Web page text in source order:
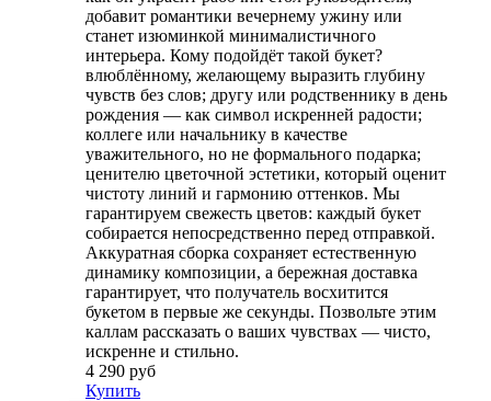
добавит романтики вечернему ужину или
станет изюминкой минималистичного
интерьера. Кому подойдёт такой букет?
влюблённому, желающему выразить глубину
чувств без слов; другу или родственнику в день
рождения — как символ искренней радости;
коллеге или начальнику в качестве
уважительного, но не формального подарка;
ценителю цветочной эстетики, который оценит
чистоту линий и гармонию оттенков. Мы
гарантируем свежесть цветов: каждый букет
собирается непосредственно перед отправкой.
Аккуратная сборка сохраняет естественную
динамику композиции, а бережная доставка
гарантирует, что получатель восхитится
букетом в первые же секунды. Позвольте этим
каллам рассказать о ваших чувствах — чисто,
искренне и стильно.
4 290 руб
Купить